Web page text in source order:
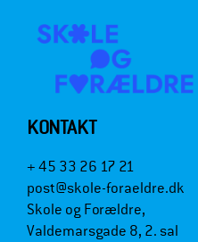
KONTAKT
+ 45 33 26 17 21
post@skole-foraeldre.dk
Skole og Forældre,
Valdemarsgade 8, 2. sal